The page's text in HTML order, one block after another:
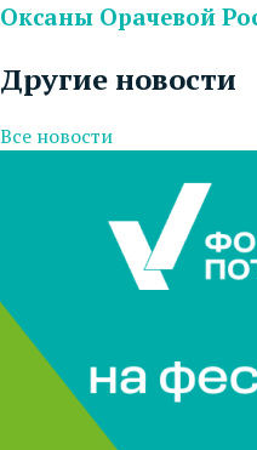
Оксаны Орачевой
Другие новости
Все новости